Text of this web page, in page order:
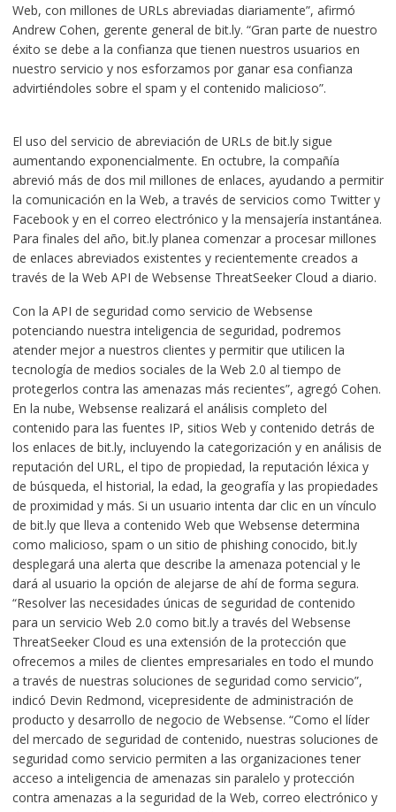
Web, con millones de URLs abreviadas diariamente”, afirmó
Andrew Cohen, gerente general de bit.ly. “Gran parte de nuestro
éxito se debe a la confianza que tienen nuestros usuarios en
nuestro servicio y nos esforzamos por ganar esa confianza
advirtiéndoles sobre el spam y el contenido malicioso”.
El uso del servicio de abreviación de URLs de bit.ly sigue
aumentando exponencialmente. En octubre, la compañía
abrevió más de dos mil millones de enlaces, ayudando a permitir
la comunicación en la Web, a través de servicios como Twitter y
Facebook y en el correo electrónico y la mensajería instantánea.
Para finales del año, bit.ly planea comenzar a procesar millones
de enlaces abreviados existentes y recientemente creados a
través de la Web API de Websense ThreatSeeker Cloud a diario.
Con la API de seguridad como servicio de Websense
potenciando nuestra inteligencia de seguridad, podremos
atender mejor a nuestros clientes y permitir que utilicen la
tecnología de medios sociales de la Web 2.0 al tiempo de
protegerlos contra las amenazas más recientes”, agregó Cohen.
En la nube, Websense realizará el análisis completo del
contenido para las fuentes IP, sitios Web y contenido detrás de
los enlaces de bit.ly, incluyendo la categorización y en análisis de
reputación del URL, el tipo de propiedad, la reputación léxica y
de búsqueda, el historial, la edad, la geografía y las propiedades
de proximidad y más. Si un usuario intenta dar clic en un vínculo
de bit.ly que lleva a contenido Web que Websense determina
como malicioso, spam o un sitio de phishing conocido, bit.ly
desplegará una alerta que describe la amenaza potencial y le
dará al usuario la opción de alejarse de ahí de forma segura.
“Resolver las necesidades únicas de seguridad de contenido
para un servicio Web 2.0 como bit.ly a través del Websense
ThreatSeeker Cloud es una extensión de la protección que
ofrecemos a miles de clientes empresariales en todo el mundo
a través de nuestras soluciones de seguridad como servicio”,
indicó Devin Redmond, vicepresidente de administración de
producto y desarrollo de negocio de Websense. “Como el líder
del mercado de seguridad de contenido, nuestras soluciones de
seguridad como servicio permiten a las organizaciones tener
acceso a inteligencia de amenazas sin paralelo y protección
contra amenazas a la seguridad de la Web, correo electrónico y